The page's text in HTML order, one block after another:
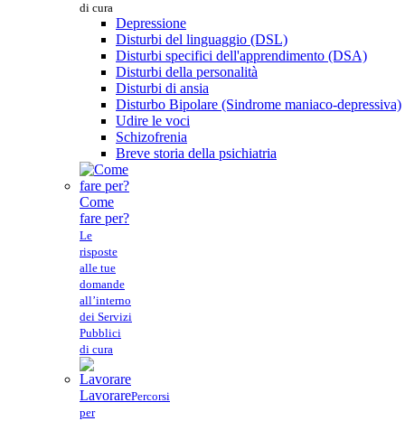
di cura
Depressione
Disturbi del linguaggio (DSL)
Disturbi specifici dell'apprendimento (DSA)
Disturbi della personalità
Disturbi di ansia
Disturbo Bipolare (Sindrome maniaco-depressiva)
Udire le voci
Schizofrenia
Breve storia della psichiatria
Come
fare per?
Le
risposte
alle tue
domande
all’interno
dei Servizi
Pubblici
di cura
LavorarePercorsi
per